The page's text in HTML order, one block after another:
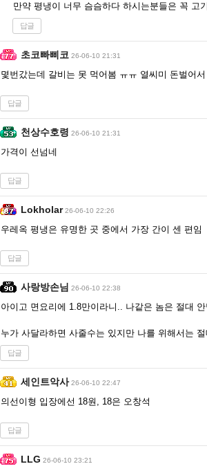
만약 평냉이 너무 슴슴하다 하시는분들은 꼭 고
답글
초코빠삐코 26-06-10 21:31
몇번갔는데 갈비는 못 먹어봄 ㅠㅠ 열씨미 돈벌어
답글
천상수호령 26-06-10 21:31
가격이 선넘네
답글
Lokholar 26-06-10 22:26
우레옥 평냉은 유명한 곳 중에서 가장 간이 센 편임
답글
사랑방손님 26-06-10 22:38
아이고 면요리에 1.8만이라니.. 나같은 놈은 절대
누가 사달라하면 사줄수는 있지만 나를 위해서는
답글
세인트악사 26-06-10 22:47
의선이형 입장에선 18원, 18은 오창석
답글
LLG 26-06-10 23:21